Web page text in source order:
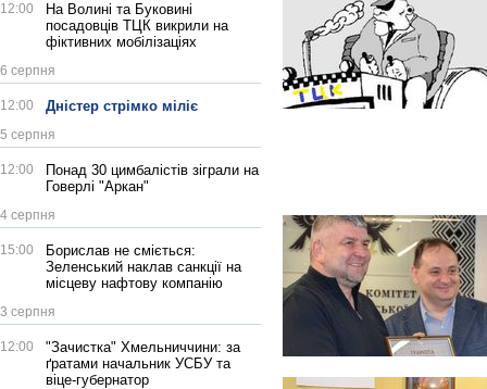
12:00
На Волині та Буковині
посадовців ТЦК викрили на
фіктивних мобілізаціях
6 серпня
12:00 Дністер стрімко міліє
5 серпня
12:00
Понад 30 цимбалістів зіграли на
Говерлі "Аркан"
4 серпня
15:00
Борислав не сміється:
Зеленський наклав санкції на
місцеву нафтову компанію
3 серпня
12:00
"Зачистка" Хмельниччини: за
ґратами начальник УСБУ та
віце-губернатор